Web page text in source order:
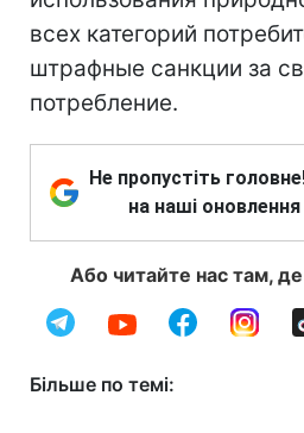
всех категорий
штрафные санкции за
потребление.
Не пропустіть
на наші
Або читайте нас там,
Більше по темі: